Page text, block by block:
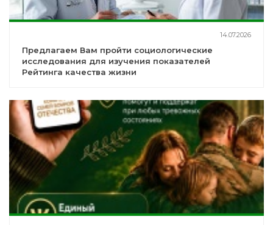
14.07.2026
Предлагаем Вам пройти социологические
исследования для изучения показателей
Рейтинга качества жизни